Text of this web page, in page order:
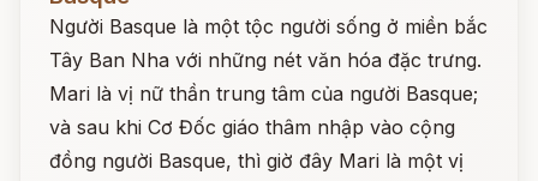
Người Basque là một tộc người sống ở miền bắc
Tây Ban Nha với những nét văn hóa đặc trưng.
Mari là vị nữ thần trung tâm của người Basque;
và sau khi Cơ Đốc giáo thâm nhập vào cộng
đồng người Basque, thì giờ đây Mari là một vị